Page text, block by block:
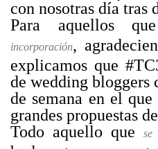
con nosotras día tras
Para aquellos
incorporación,
explicamos que
de wedding bloggers
de semana en el
grandes propuestas
Todo aquello que
se